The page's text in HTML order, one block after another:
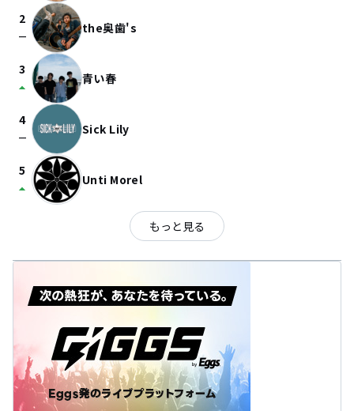
2
check_indeterminate_small the奥歯's
3
arrow_drop_up 青い春
4
check_indeterminate_small Sick Lily
5
arrow_drop_up Unti Morel
もっと見る